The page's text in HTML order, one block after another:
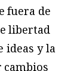
fuera de
libertad
ideas y la